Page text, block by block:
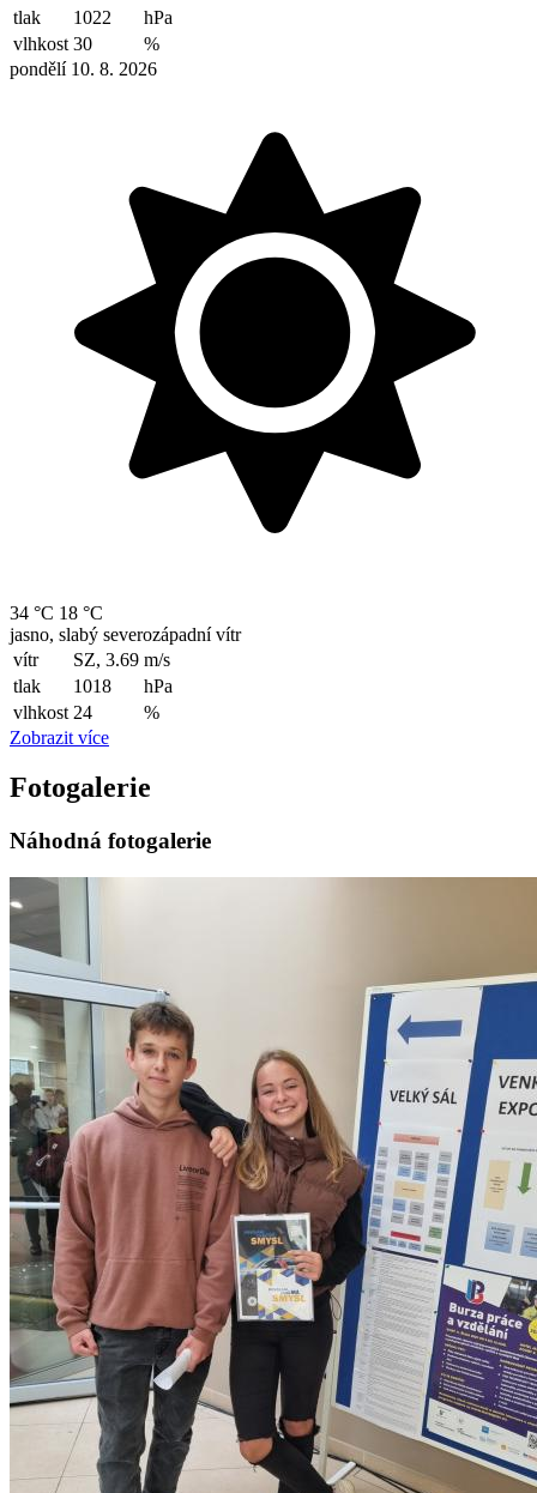
tlak
1022
hPa
vlhkost 30
%
pondělí 10. 8. 2026
34 °C 18 °C
jasno, slabý severozápadní vítr
vítr
SZ, 3.69 m/s
tlak
1018
hPa
vlhkost 24
%
Zobrazit více
Fotogalerie
Náhodná fotogalerie